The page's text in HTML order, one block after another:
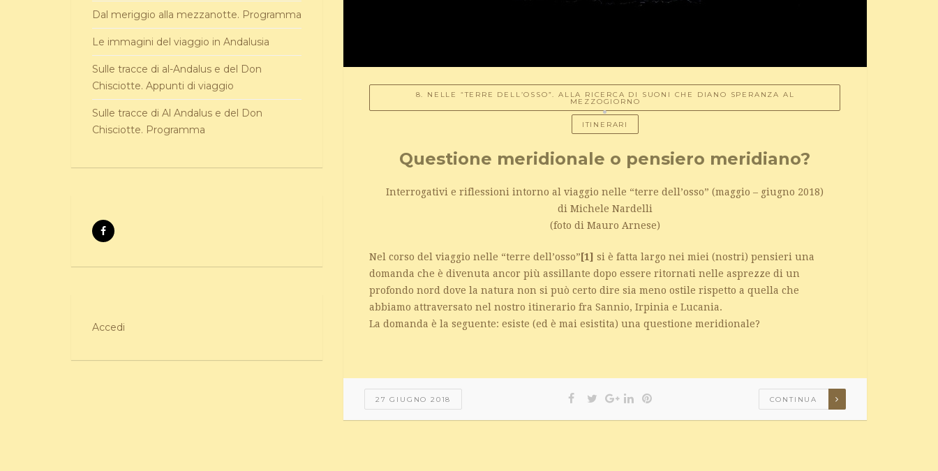
8. NELLE “TERRE DELL’OSSO”. ALLA RICERCA DI SUONI CHE DIANO SPERANZA AL
MEZZOGIORNO
ITINERARI
Questione meridionale o pensiero meridiano?
Interrogativi e riflessioni intorno al viaggio nelle “terre dell’osso” (maggio – giugno 2018)
di Michele Nardelli
(foto di Mauro Arnese)
Nel corso del viaggio nelle “terre dell’osso” [1] si è fatta largo nei miei (nostri) pensieri una
domanda che è divenuta ancor più assillante dopo essere ritornati nelle asprezze di un
profondo nord dove la natura non si può certo dire sia meno ostile rispetto a quella che
abbiamo attraversato nel nostro itinerario fra Sannio, Irpinia e Lucania.
La domanda è la seguente: esiste (ed è mai esistita) una questione meridionale?
27 GIUGNO 2018 CONTINUA
Dal meriggio alla mezzanotte. Programma
Le immagini del viaggio in Andalusia
Sulle tracce di al-Andalus e del Don
Chisciotte. Appunti di viaggio
Sulle tracce di Al Andalus e del Don
Chisciotte. Programma
Accedi